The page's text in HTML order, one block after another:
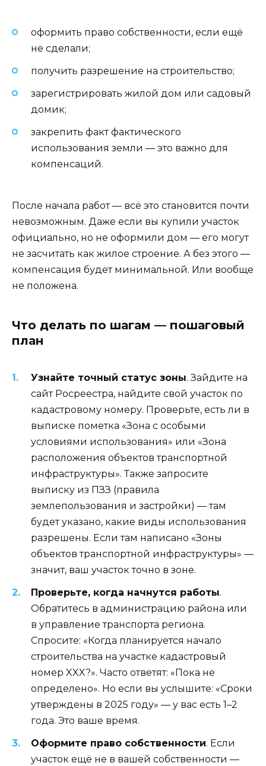
оформить право собственности, если ещё
не сделали;
получить разрешение на строительство;
зарегистрировать жилой дом или садовый
домик;
закрепить факт фактического
использования земли — это важно для
компенсаций.
После начала работ — всё это становится почти
невозможным. Даже если вы купили участок
официально, но не оформили дом — его могут
не засчитать как жилое строение. А без этого —
компенсация будет минимальной. Или вообще
не положена.
Что делать по шагам — пошаговый
план
Узнайте точный статус зоны. Зайдите на
сайт Росреестра, найдите свой участок по
кадастровому номеру. Проверьте, есть ли в
выписке пометка «Зона с особыми
условиями использования» или «Зона
расположения объектов транспортной
инфраструктуры». Также запросите
выписку из ПЗЗ (правила
землепользования и застройки) — там
будет указано, какие виды использования
разрешены. Если там написано «Зоны
объектов транспортной инфраструктуры» —
значит, ваш участок точно в зоне.
Проверьте, когда начнутся работы.
Обратитесь в администрацию района или
в управление транспорта региона.
Спросите: «Когда планируется начало
строительства на участке кадастровый
номер XXX?». Часто ответят: «Пока не
определено». Но если вы услышите: «Сроки
утверждены в 2025 году» — у вас есть 1–2
года. Это ваше время.
Оформите право собственности. Если
участок ещё не в вашей собственности —